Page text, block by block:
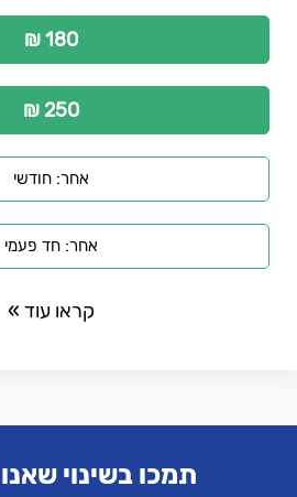
180 ₪
250 ₪
אחר: חודשי
אחר: חד פעמי
קראו עוד »
תמכו בשינוי